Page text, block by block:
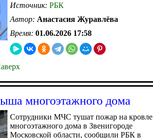
Источник: РБК
Автор: Анастасия Журавлёва
Время: 01.06.2026 17:58
многоэтажного дома
Сотрудники МЧС тушат пожар на кровле
многоэтажного дома в Звенигороде
Московской области, сообщили РБК в